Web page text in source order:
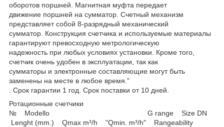
оборотов поршней. Магнитная муфта передает
движение поршней на сумматор. Счетный механизм
представляет собой 8-разрядный механический
сумматор. Конструкция счетчика и используемые материалы
гарантируют превосходную метрологическую
надежность при любых условиях установки. Кроме того,
счетчик очень удобен в эксплуатации, так как
сумматоры и электронные составляющие могут быть
заменены на месте в любое время."
. Срок гарантии 1 год. Срок поставки от 10 дней.
Ротационные счетчики
№ Modello G range Size DN
Lenght (mm.) Qmax m³/h "Qmin. m³/h" Rangeability